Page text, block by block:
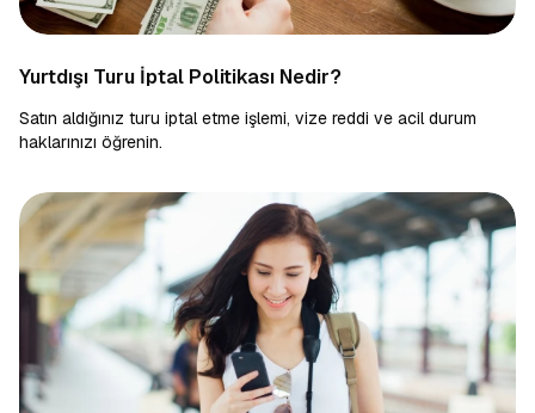
Yurtdışı Turu İptal Politikası Nedir?
Satın aldığınız turu iptal etme işlemi, vize reddi ve acil durum
haklarınızı öğrenin.